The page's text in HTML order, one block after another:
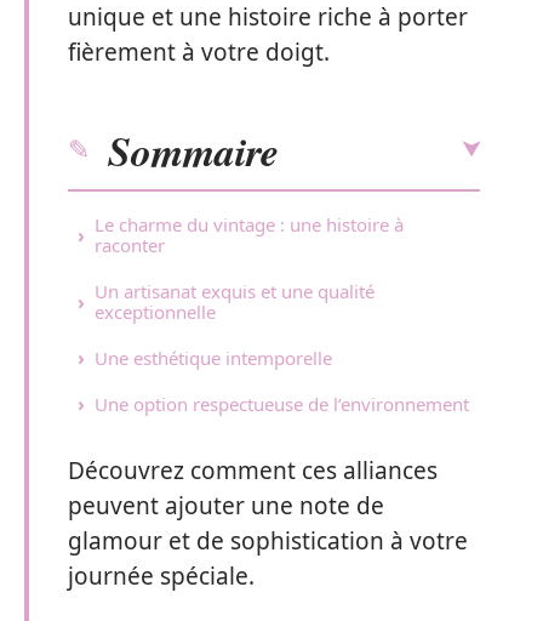
unique et une histoire riche à porter
fièrement à votre doigt.
Sommaire
Le charme du vintage : une histoire à
raconter
Un artisanat exquis et une qualité
exceptionnelle
Une esthétique intemporelle
Une option respectueuse de l’environnement
Découvrez comment ces alliances
peuvent ajouter une note de
glamour et de sophistication à votre
journée spéciale.